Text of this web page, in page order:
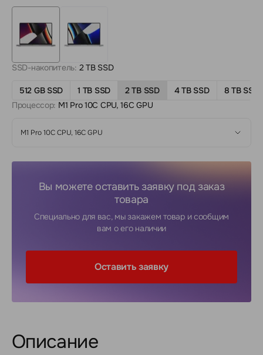
SSD-накопитель: 2 TB SSD
512 GB SSD 1 TB SSD 2 TB SSD 4 TB SSD
8 TB SSD
Процессор: M1 Pro 10C CPU, 16C GPU
M1 Pro 10C CPU, 16C GPU
Вы можете оставить заявку под заказ
товара
Специально для вас, мы закажем товар и сообщим
вам о его наличии
Оставить заявку
Описание